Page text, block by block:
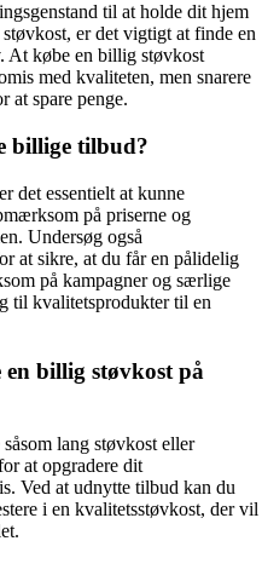
til at holde dit hjem
er det vigtigt at finde en
At købe en billig støvkost
med kvaliteten, men snarere
at spare penge.
billige tilbud?
det essentielt at kunne
på priserne og
Undersøg også
at sikre, at du får en pålidelig
på kampagner og særlige
til kvalitetsprodukter til en
billig støvkost på
lang støvkost eller
at opgradere dit
Ved at udnytte tilbud kan du
i en kvalitetsstøvkost, der vil